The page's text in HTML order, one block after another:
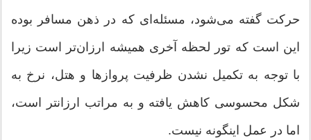
حرکت گفته می‌شود، مسئله‌ای که در ذهن مسافر بوده
این است که تور لحظه آخری همیشه ارزان‌تر است زیرا
با توجه به تکمیل نشدن ظرفیت پروازها و هتل، نرخ به
شکل محسوسی کاهش یافته و به مراتب ارزانتر است،
اما در عمل اینگونه نیست.